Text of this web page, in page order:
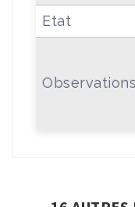
Etat
Observations